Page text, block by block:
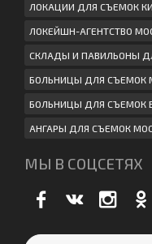
ЛОКАЦИИ ДЛЯ СЪЕМОК
ЛОКЕЙШН-АГЕНТСТВО
СКЛАДЫ И ПАВИЛЬОНЫ
БОЛЬНИЦЫ ДЛЯ СЪЕМОК
БОЛЬНИЦЫ ДЛЯ СЪЕМОК
АНГАРЫ ДЛЯ СЪЕМОК
МЫ В СОЦСЕТЯХ